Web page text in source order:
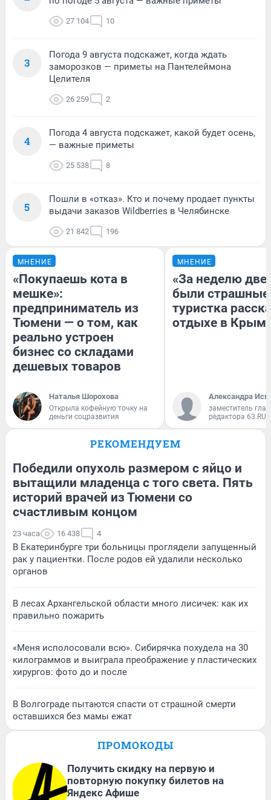
27 104 10
3
Погода 9 августа подскажет, когда ждать
заморозков — приметы на Пантелеймона
Целителя
26 259 2
4
Погода 4 августа подскажет, какой будет осень,
— важные приметы
25 538 8
5
Пошли в «отказ». Кто и почему продает пункты
выдачи заказов Wildberries в Челябинске
21 842 196
МНЕНИЕ
«Покупаешь кота в
мешке»:
предприниматель из
Тюмени — о том, как
реально устроен
бизнес со складами
дешевых товаров
Наталья Шорохова
Открыла кофейную точку на
деньги соцразвития
МНЕНИЕ
«За неделю две
были
туристка
отдыхе в
Александра
заместитель
редактора 63.RU
РЕКОМЕНДУЕМ
Победили опухоль размером с яйцо и
вытащили младенца с того света. Пять
историй врачей из Тюмени со
счастливым концом
23 часа 16 438 4
В Екатеринбурге три больницы проглядели запущенный
рак у пациентки. После родов ей удалили несколько
органов
В лесах Архангельской области много лисичек: как их
правильно пожарить
«Меня исполосовали всю». Сибирячка похудела на 30
килограммов и выиграла преображение у пластических
хирургов: фото до и после
В Волгограде пытаются спасти от страшной смерти
оставшихся без мамы ежат
ПРОМОКОДЫ
Получить скидку на первую и
повторную покупку билетов на
Яндекс Афише